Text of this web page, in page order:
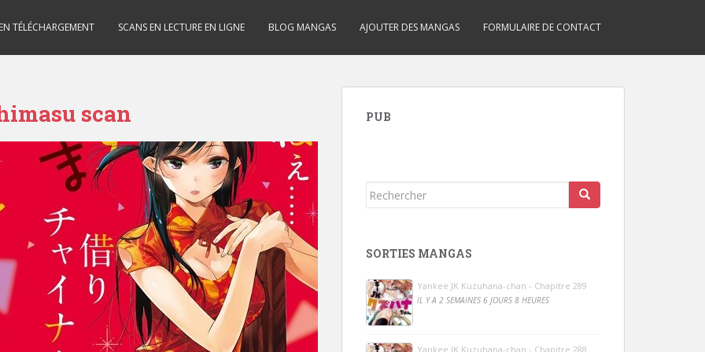
TÉLÉCHARGEMENT SCANS EN LECTURE EN LIGNE BLOG MANGAS AJOUTER DES MANGAS FORMULAIRE DE CONTACT
scan PUB
Rechercher...
SORTIES MANGAS
Yankee JK Kuzuhana-chan - Chapitre 289
IL Y A 2 SEMAINES 6 JOURS 8 HEURES
Yankee JK Kuzuhana-chan - Chapitre 288